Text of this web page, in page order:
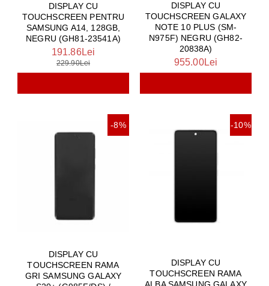
DISPLAY CU
TOUCHSCREEN PENTRU
SAMSUNG A14, 128GB,
NEGRU (GH81-23541A)
191.86Lei
229.90Lei
DISPLAY CU
TOUCHSCREEN GALAXY
NOTE 10 PLUS (SM-
N975F) NEGRU (GH82-
20838A)
955.00Lei
-8%
DISPLAY CU
TOUCHSCREEN RAMA
GRI SAMSUNG GALAXY
-10%
DISPLAY CU
TOUCHSCREEN RAMA